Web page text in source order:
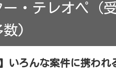
・テレオペ（
数)
いろんな案件に携われ